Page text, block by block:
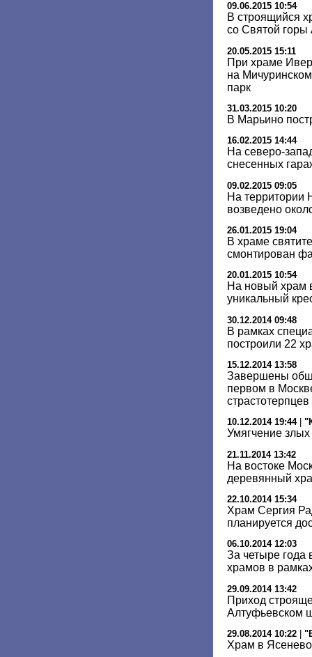
09.06.2015 10:54
В строящийся
со Святой
20.05.2015 15:11
При храме
на
парк
31.03.2015 10:20
В Марьино
16.02.2015 14:44
На северо-
снесенных
09.02.2015 09:05
На территории
возведено
26.01.2015 19:04
В храме
смонтирован
20.01.2015 10:54
На новый храм
уникальный
30.12.2014 09:48
В рамках
построили 22
15.12.2014 13:58
Завершены
первом в
страстотерпцев
10.12.2014 19:44|
Умягчение
21.11.2014 13:42
На востоке
деревянный
22.10.2014 15:34
Храм Сергия
планируется
06.10.2014 12:03
За четыре года
храмов в
29.09.2014 13:42
Приход
Алтуфьевском
29.08.2014 10:22
Храм в